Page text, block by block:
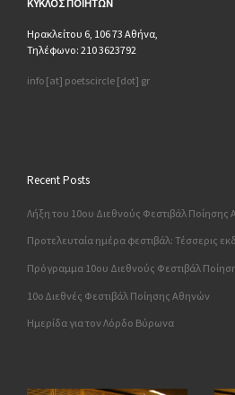
ΚΥΚΛΟΣ ΠΟΙΗΤΩΝ
Ηρακλείτου 6, 106 73 Αθήνα,
Τηλέφωνο: 210 3623792
info [at] poetscircle [dot] gr
Recent Posts
Λήξη του 10ου Διεθνούς Φεστιβάλ Ποίησης
Προτελευταία ημέρα φεστιβάλ: Τέσσερις
Πρόγραμμα 10ου Διεθνούς Φεστιβάλ
10o Διεθνές Φεστιβάλ Ποίησης Αθηνών
Ημερίδα για τον Λόρδο Βύρωνα